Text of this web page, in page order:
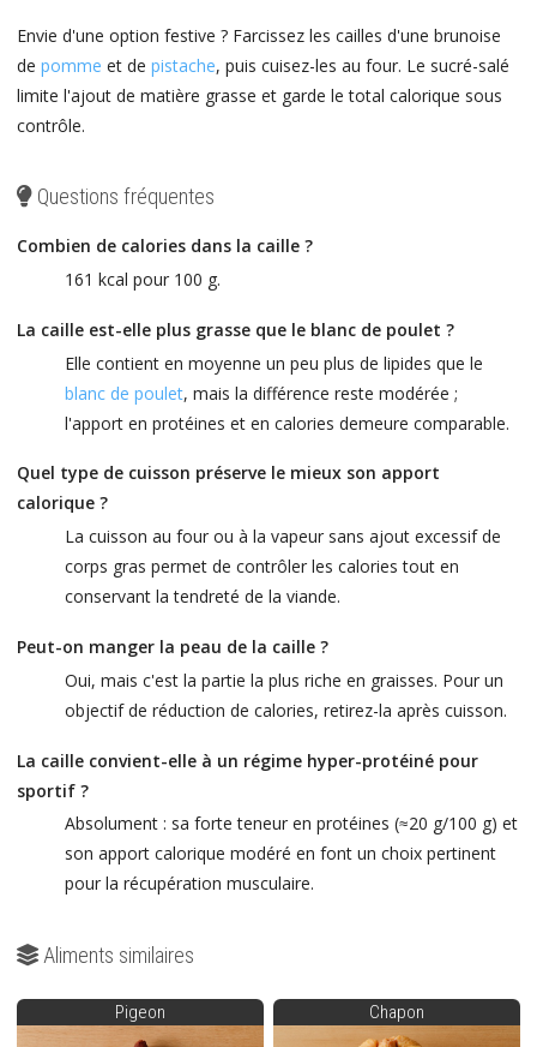
Envie d'une option festive ? Farcissez les cailles d'une brunoise
de pomme et de pistache, puis cuisez-les au four. Le sucré-salé
limite l'ajout de matière grasse et garde le total calorique sous
contrôle.
Questions fréquentes
Combien de calories dans la caille ?
161 kcal pour 100 g.
La caille est-elle plus grasse que le blanc de poulet ?
Elle contient en moyenne un peu plus de lipides que le
blanc de poulet, mais la différence reste modérée ;
l'apport en protéines et en calories demeure comparable.
Quel type de cuisson préserve le mieux son apport
calorique ?
La cuisson au four ou à la vapeur sans ajout excessif de
corps gras permet de contrôler les calories tout en
conservant la tendreté de la viande.
Peut-on manger la peau de la caille ?
Oui, mais c'est la partie la plus riche en graisses. Pour un
objectif de réduction de calories, retirez-la après cuisson.
La caille convient-elle à un régime hyper-protéiné pour
sportif ?
Absolument : sa forte teneur en protéines (≈20 g/100 g) et
son apport calorique modéré en font un choix pertinent
pour la récupération musculaire.
Aliments similaires
Pigeon Chapon